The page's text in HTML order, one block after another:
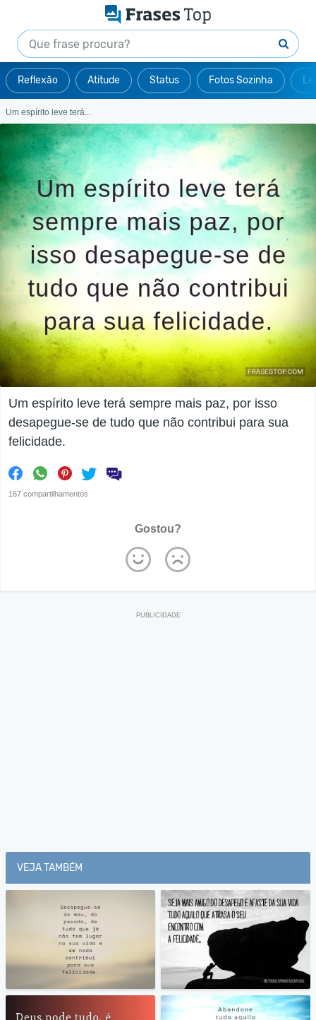
Reflexão Atitude Status Fotos Sozinha
Um espírito leve terá...
Um espírito leve terá sempre mais paz, por isso
desapegue-se de tudo que não contribui para sua
felicidade.
167 compartilhamentos
Gostou?
VEJA TAMBÉM